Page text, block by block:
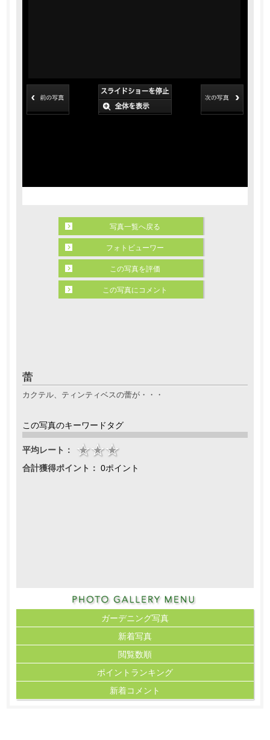
蕾
カクテル、ティンティベスの蕾が・・・
この写真のキーワードタグ
平均レート：
合計獲得ポイント： 0ポイント
写真一覧へ戻る
フォトビューワー
この写真を評価
この写真にコメント
ガーデニング写真
新着写真
閲覧数順
ポイント ランキング
新着コメント